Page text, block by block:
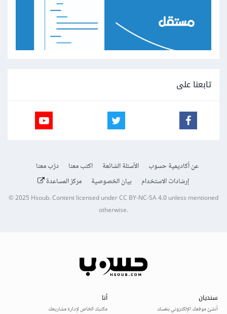
تابعنا على
عن أكاديمية حسوب الأسئلة الشائعة اكتب معنا
درّب معنا
إرشادات الاستخدام
بيان الخصوصية مركز المساعدة
© 2025Hsoub.Content licensed underCC BY-NC-SA 4.0unless mentioned
otherwise.